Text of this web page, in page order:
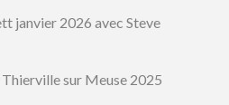
janvier 2026 avec Steve
sur Meuse 2025